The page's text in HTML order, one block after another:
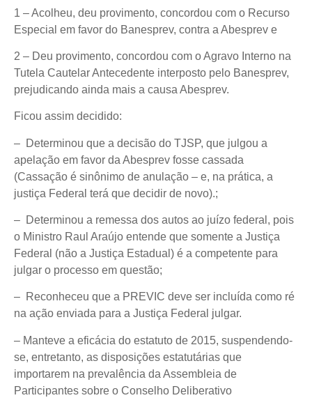
1 – Acolheu, deu provimento, concordou com o Recurso
Especial em favor do Banesprev, contra a Abesprev e
2 – Deu provimento, concordou com o Agravo Interno na
Tutela Cautelar Antecedente interposto pelo Banesprev,
prejudicando ainda mais a causa Abesprev.
Ficou assim decidido:
– Determinou que a decisão do TJSP, que julgou a
apelação em favor da Abesprev fosse cassada
(Cassação é sinônimo de anulação – e, na prática, a
justiça Federal terá que decidir de novo).;
– Determinou a remessa dos autos ao juízo federal, pois
o Ministro Raul Araújo entende que somente a Justiça
Federal (não a Justiça Estadual) é a competente para
julgar o processo em questão;
– Reconheceu que a PREVIC deve ser incluída como ré
na ação enviada para a Justiça Federal julgar.
– Manteve a eficácia do estatuto de 2015, suspendendo-
se, entretanto, as disposições estatutárias que
importarem na prevalência da Assembleia de
Participantes sobre o Conselho Deliberativo